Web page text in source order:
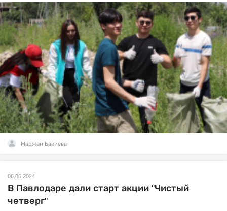
Маржан Бакиева
06.06.2024
В Павлодаре дали старт акции "Чистый
четверг"